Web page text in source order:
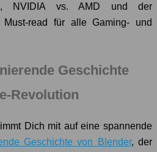
NVIDIA vs. AMD und der
Must-read für alle Gaming- und
Geschichte
Revolution
Dich mit auf eine spannende
Geschichte von Blender, der